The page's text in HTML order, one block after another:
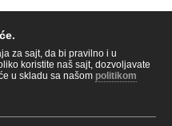
za sajt, da bi pravilno i u
koristite naš sajt, dozvoljavate
u skladu sa našom politikom